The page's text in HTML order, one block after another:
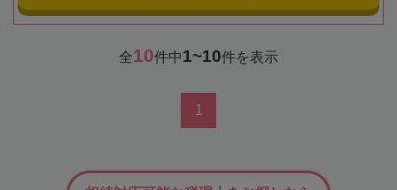
全10件中1~10件を表示
1